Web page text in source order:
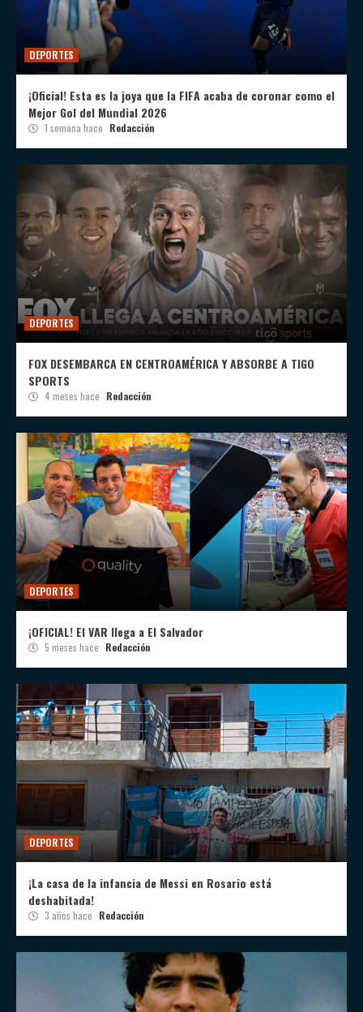
DEPORTES
¡Oficial! Esta es la joya que la FIFA acaba de coronar como el
Mejor Gol del Mundial 2026
1 semana hace Redacción
DEPORTES
FOX DESEMBARCA EN CENTROAMÉRICA Y ABSORBE A TIGO
SPORTS
4 meses hace Redacción
DEPORTES
¡OFICIAL! El VAR llega a El Salvador
5 meses hace Redacción
DEPORTES
¡La casa de la infancia de Messi en Rosario está
deshabitada!
3 años hace Redacción